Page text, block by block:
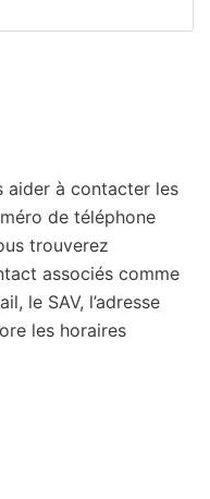
aider à contacter les
de téléphone
trouverez
associés comme
le SAV, l’adresse
les horaires